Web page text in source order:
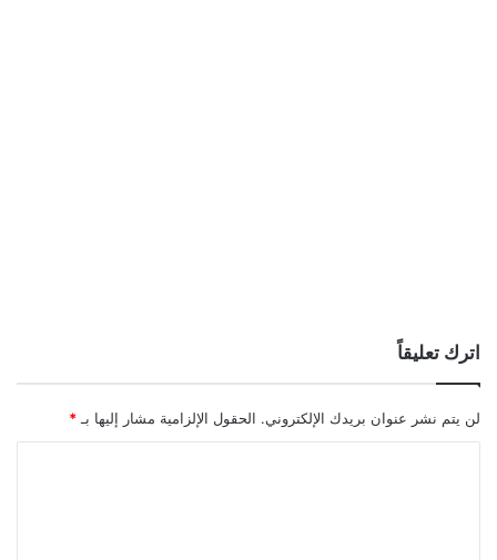
اترك تعليقاً
لن يتم نشر عنوان بريدك الإلكتروني. الحقول الإلزامية مشار إليها بـ *